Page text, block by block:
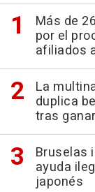
Más de
por el
afiliados
La
duplica
tras
Bruselas
ayuda
japonés